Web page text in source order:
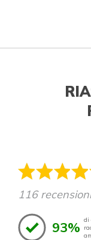
116 recensioni
93% di